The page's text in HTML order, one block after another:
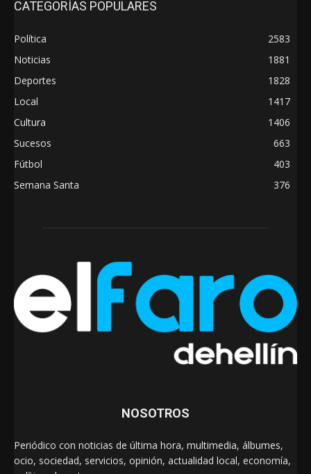
CATEGORÍAS POPULARES
Política
2583
Noticias
1881
Deportes
1828
Local
1417
Cultura
1406
Sucesos
663
Fútbol
403
Semana Santa
376
NOSOTROS
Periódico con noticias de última hora, multimedia, álbumes,
ocio, sociedad, servicios, opinión, actualidad local, economía,